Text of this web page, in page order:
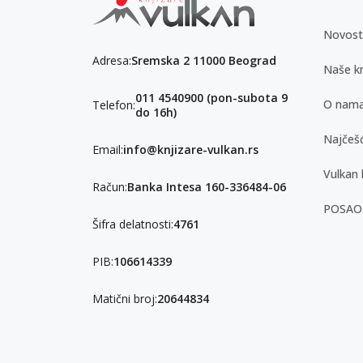
Adresa:Sremska 2 11000 Beograd
Telefon:011 4540900 (pon-subota 9
do 16h)
Email:info@knjizare-vulkan.rs
Račun:Banka Intesa 160-336484-06
Šifra delatnosti:4761
PIB:106614339
Matični broj:20644834
Naše
O
Vulkan
POSAO